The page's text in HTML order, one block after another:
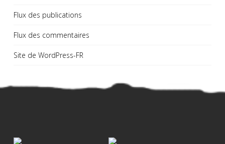
Flux des publications
Flux des commentaires
Site de WordPress-FR